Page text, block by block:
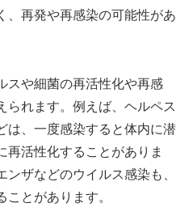
、再発や再感染の可能性があ
スや細菌の再活性化や再感
られます。例えば、ヘルペス
は、一度感染すると体内に潜
再活性化することがありま
ザなどのウイルス感染も、
とがあります。